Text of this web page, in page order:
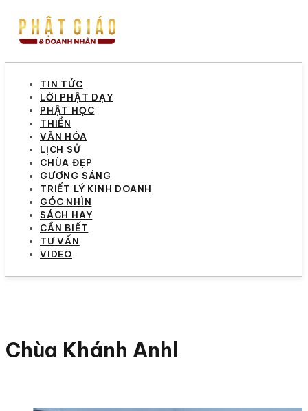
TIN TỨC
LỜI PHẬT DẠY
PHẬT HỌC
THIỀN
VĂN HÓA
LỊCH SỬ
CHÙA ĐẸP
GƯƠNG SÁNG
TRIẾT LÝ KINH DOANH
GÓC NHÌN
SÁCH HAY
CẦN BIẾT
TƯ VẤN
VIDEO
Chùa Khánh Anhl